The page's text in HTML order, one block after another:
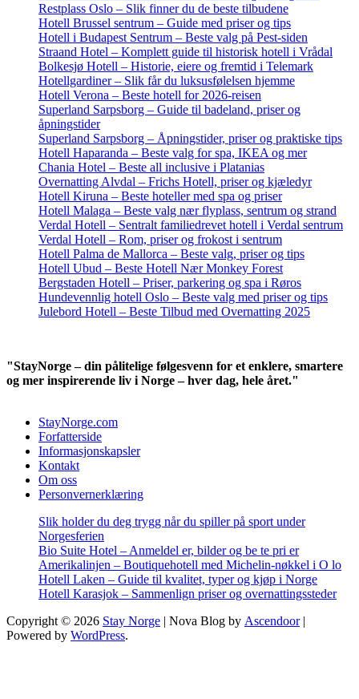
Restplass Oslo – Slik finner du de beste tilbudene
Hotell Brussel sentrum – Guide med priser og tips
Hotell i Budapest Sentrum – Beste valg på Pest-siden
Straand Hotel – Komplett guide til historisk hotell i Vrådal
Bolkesjø Hotell – Historie, eiere og fremtid i Telemark
Hotellgardiner – Slik får du luksusfølelsen hjemme
Hotell Verona – Beste hotell for 2026-reisen
Superland Sarpsborg – Guide til badeland, priser og
åpningstider
Superland Sarpsborg – Åpningstider, priser og praktiske tips
Hotell Haparanda – Beste valg for spa, IKEA og mer
Chania Hotel – Beste all inclusive i Platanias
Overnatting Alvdal – Frichs Hotell, priser og kjæledyr
Hotell Kiruna – Beste hoteller med spa og priser
Hotell Malaga – Beste valg nær flyplass, sentrum og strand
Verdal Hotell – Sentralt familiedrevet hotell i Verdal sentrum
Verdal Hotell – Rom, priser og frokost i sentrum
Hotell Palma de Mallorca – Beste valg, priser og tips
Hotell Ubud – Beste Hotell Nær Monkey Forest
Bergstaden Hotell – Priser, parkering og spa i Røros
Hundevennlig hotell Oslo – Beste valg med priser og tips
Julebord Hotell – Beste Tilbud med Overnatting 2025
"StayNorge – din pålitelige følgesvenn for et enklere, smartere
og mer inspirerende liv i Norge – hver dag, hele året."
StayNorge.com
Forfatterside
Informasjonskapsler
Kontakt
Om oss
Personvernerklæring
Slik holder du deg trygg når du spiller på sport under
Norgesferien
Bio Suite Hotel – Anmeldel er, bilder og be te pri er
Amerikalinjen – Boutiquehotell med Michelin-nøkkel i O lo
Hotell Laken – Guide til kvalitet, typer og kjøp i Norge
Hotell Karasjok – Sammenlign priser og overnattingssteder
Copyright © 2026 Stay Norge | Nova Blog by Ascendoor|
Powered by WordPress.